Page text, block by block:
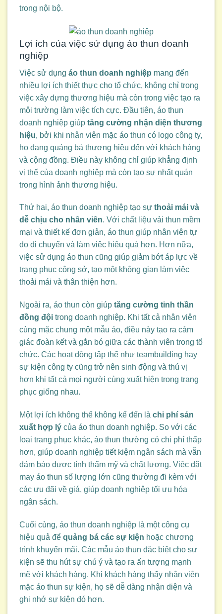
trong nội bộ.
Lợi ích của việc sử dụng áo thun doanh
nghiệp
Việc sử dụng áo thun doanh nghiệp mang đến
nhiều lợi ích thiết thực cho tổ chức, không chỉ trong
việc xây dựng thương hiệu mà còn trong việc tạo ra
môi trường làm việc tích cực. Đầu tiên, áo thun
doanh nghiệp giúp tăng cường nhận diện thương
hiệu, bởi khi nhân viên mặc áo thun có logo công ty,
họ đang quảng bá thương hiệu đến với khách hàng
và cộng đồng. Điều này không chỉ giúp khẳng định
vị thế của doanh nghiệp mà còn tạo sự nhất quán
trong hình ảnh thương hiệu.
Thứ hai, áo thun doanh nghiệp tạo sự thoải mái và
dễ chịu cho nhân viên. Với chất liệu vải thun mềm
mại và thiết kế đơn giản, áo thun giúp nhân viên tự
do di chuyển và làm việc hiệu quả hơn. Hơn nữa,
việc sử dụng áo thun cũng giúp giảm bớt áp lực về
trang phục công sở, tạo một không gian làm việc
thoải mái và thân thiện hơn.
Ngoài ra, áo thun còn giúp tăng cường tinh thần
đồng đội trong doanh nghiệp. Khi tất cả nhân viên
cùng mặc chung một mẫu áo, điều này tạo ra cảm
giác đoàn kết và gắn bó giữa các thành viên trong tổ
chức. Các hoạt động tập thể như teambuilding hay
sự kiện công ty cũng trở nên sinh động và thú vị
hơn khi tất cả mọi người cùng xuất hiện trong trang
phục giống nhau.
Một lợi ích không thể không kể đến là chi phí sản
xuất hợp lý của áo thun doanh nghiệp. So với các
loại trang phục khác, áo thun thường có chi phí thấp
hơn, giúp doanh nghiệp tiết kiệm ngân sách mà vẫn
đảm bảo được tính thẩm mỹ và chất lượng. Việc đặt
may áo thun số lượng lớn cũng thường đi kèm với
các ưu đãi về giá, giúp doanh nghiệp tối ưu hóa
ngân sách.
Cuối cùng, áo thun doanh nghiệp là một công cụ
hiệu quả để quảng bá các sự kiện hoặc chương
trình khuyến mãi. Các mẫu áo thun đặc biệt cho sự
kiện sẽ thu hút sự chú ý và tạo ra ấn tượng mạnh
mẽ với khách hàng. Khi khách hàng thấy nhân viên
mặc áo thun sự kiện, họ sẽ dễ dàng nhận diện và
ghi nhớ sự kiện đó hơn.